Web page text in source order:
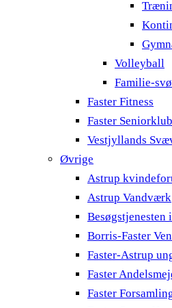
Volleyball
Familie-
Faster Fitness
Faster Seniorklub
Vestjyllands
Øvrige
Astrup
Astrup Vandværk
Besøgstjenesten
Borris-Faster
Faster-Astrup
Faster
Faster